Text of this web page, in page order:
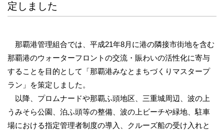
定しました
那覇港管理組合では、平成21年8月に港の隣接市街地を含む
那覇港のウォーターフロントの交流・賑わいの活性化に寄与
することを目的として「那覇港みなとまちづくりマスタープ
ラン」を策定しました。
以降、プロムナードや那覇ふ頭地区、三重城周辺、波の上
うみそら公園、泊ふ頭等の整備、波の上ビーチや緑地、駐車
場における指定管理者制度の導入、クルーズ船の受け入れと